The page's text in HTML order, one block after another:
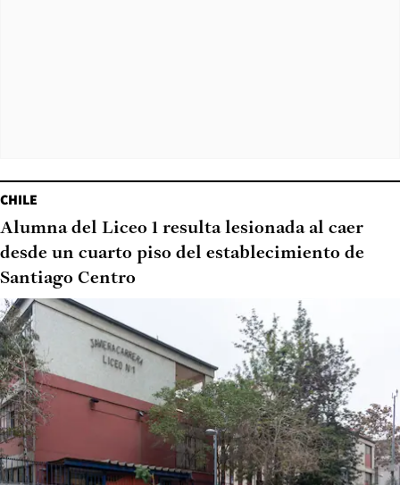
CHILE
Alumna del Liceo 1 resulta lesionada al caer
desde un cuarto piso del establecimiento de
Santiago Centro